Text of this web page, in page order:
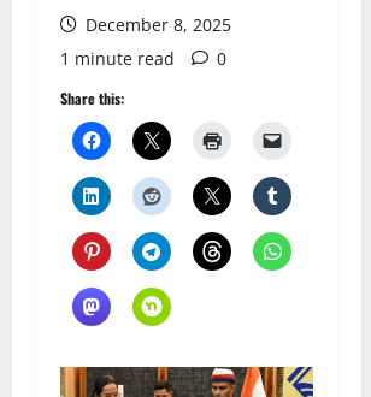
December 8, 2025
1 minute read
0
Share this: